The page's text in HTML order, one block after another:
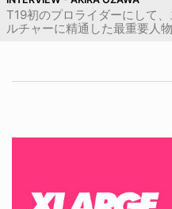
T19初のプロライダーにして
ルチャーに精通した最重要人物